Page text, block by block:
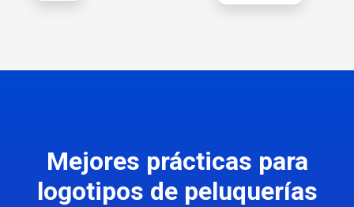
Mejores prácticas para
logotipos de peluquerías